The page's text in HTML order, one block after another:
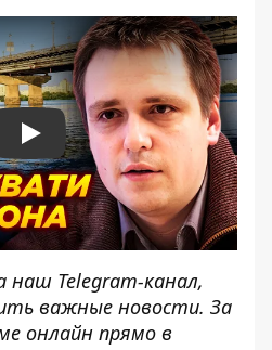
Play
наш Telegram-канал,
важные новости. За
онлайн прямо в